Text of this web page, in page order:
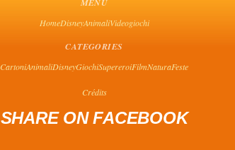
MENU
HomeDisneyAnimaliVideogiochi
CATEGORIES
CartoniAnimaliDisneyGiochiSupereroiFilmNaturaFeste
Crédits
SHARE ON FACEBOOK